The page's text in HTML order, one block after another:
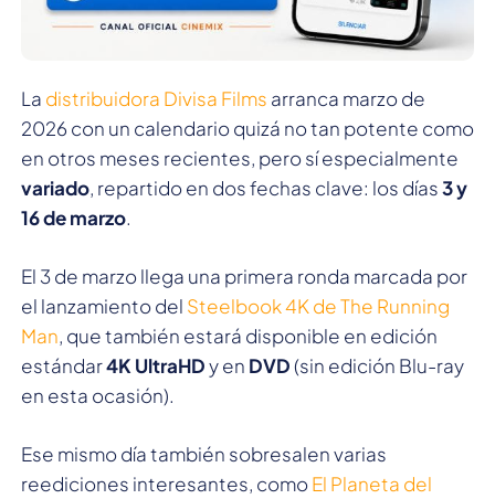
La distribuidora Divisa Films arranca marzo de
2026 con un calendario quizá no tan potente como
en otros meses recientes, pero sí especialmente
variado, repartido en dos fechas clave: los días3 y
16 de marzo.
El 3 de marzo llega una primera ronda marcada por
el lanzamiento del Steelbook 4K de The Running
Man, que también estará disponible en edición
estándar4K UltraHDy en DVD(sin edición Blu-ray
en esta ocasión).
Ese mismo día también sobresalen varias
reediciones interesantes, comoEl Planeta del